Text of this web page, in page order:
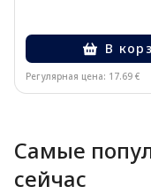
В
Регулярная цена: 17.69 €
Самые
сейчас